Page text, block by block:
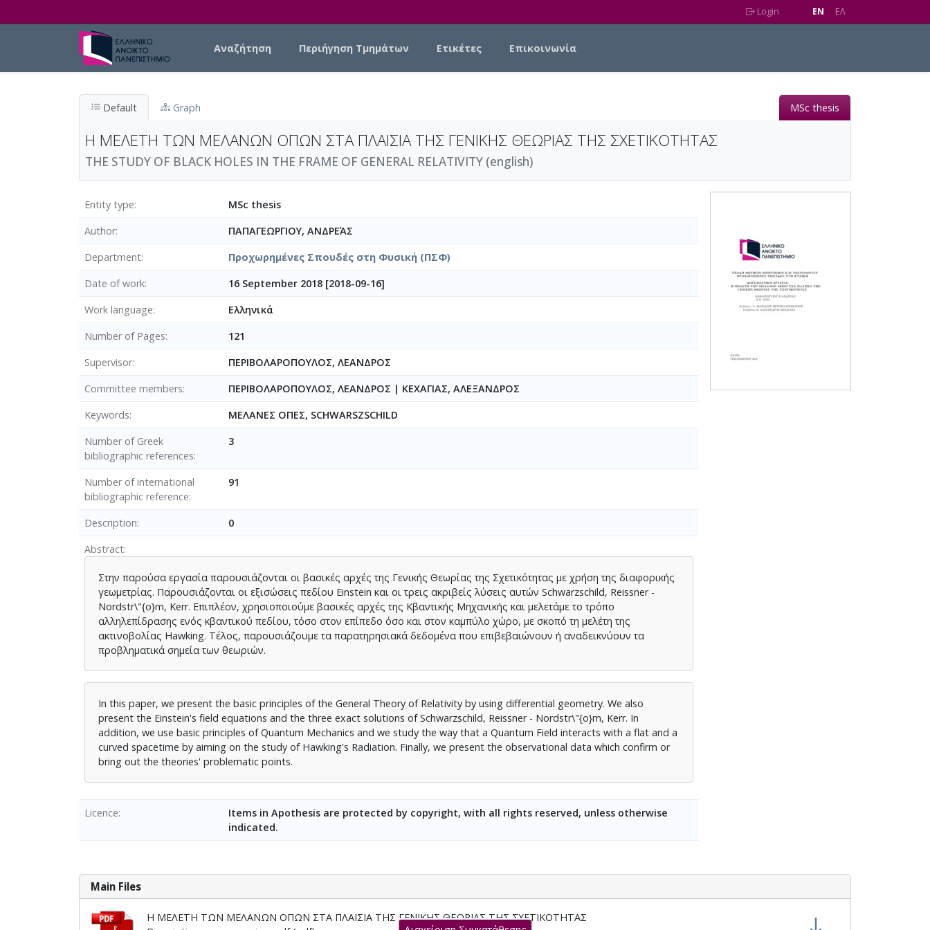
Login EN EΛ
Αναζήτηση Περιήγηση Τμημάτων Ετικέτες Επικοινωνία
Default Graph MSc thesis
Η ΜΕΛΕΤΗ ΤΩΝ ΜΕΛΑΝΩΝ ΟΠΩΝ ΣΤΑ ΠΛΑΙΣΙΑ ΤΗΣ ΓΕΝΙΚΗΣ ΘΕΩΡΙΑΣ ΤΗΣ ΣΧΕΤΙΚΟΤΗΤΑΣ
ΤΗΕ STUDY OF BLACK HOLES IN THE FRAME OF GENERAL RELATIVITY (english)
Entity type
MSc thesis
Author
ΠΑΠΑΓΕΩΡΓΙΟΥ, ΑΝΔΡΕΆΣ
Department
Προχωρημένες Σπουδές στη Φυσική (ΠΣΦ)
Date of work
16 September 2018 [2018-09-16]
Work language
Ελληνικά
Number of Pages
121
Supervisor
ΠΕΡΙΒΟΛΑΡΟΠΟΥΛΟΣ, ΛΕΑΝΔΡΟΣ
Committee members
ΠΕΡΙΒΟΛΑΡΟΠΟΥΛΟΣ, ΛΕΑΝΔΡΟΣ | ΚΕΧΑΓΙΑΣ, ΑΛΕΞΑΝΔΡΟΣ
Keywords
ΜΕΛΑΝΕΣ ΟΠΕΣ, SCHWARSZSCHILD
Number of Greek
bibliographic references
3
Number of international
bibliographic reference
91
Description
0
Abstract
Στην παρούσα εργασία παρουσιάζονται οι βασικές αρχές της Γενικής Θεωρίας της Σχετικότητας με χρήση της διαφορικής
γεωμετρίας. Παρουσιάζονται οι εξισώσεις πεδίου Einstein και οι τρεις ακριβείς λύσεις αυτών Schwarzschild, Reissner -
Nordstr\"{o}m, Kerr. Επιπλέον, χρησιοποιούμε βασικές αρχές της Κβαντικής Μηχανικής και μελετάμε το τρόπο
αλληλεπίδρασης ενός κβαντικού πεδίου, τόσο στον επίπεδο όσο και στον καμπύλο χώρο, με σκοπό τη μελέτη της
ακτινοβολίας Hawking. Tέλος, παρουσιάζουμε τα παρατηρησιακά δεδομένα που επιβεβαιώνουν ή αναδεικνύουν τα
προβληματικά σημεία των θεωριών.
In this paper, we present the basic principles of the General Theory of Relativity by using differential geometry. We also
present the Einstein's field equations and the three exact solutions of Schwarzschild, Reissner - Nordstr\"{o}m, Kerr. In
addition, we use basic principles of Quantum Mechanics and we study the way that a Quantum Field interacts with a flat and a
curved spacetime by aiming on the study of Hawking's Radiation. Finally, we present the observational data which confirm or
bring out the theories' problematic points.
Licence
Items in Apothesis are protected by copyright, with all rights reserved, unless otherwise
indicated.
Main Files
Η ΜΕΛΕΤΗ ΤΩΝ ΜΕΛΑΝΩΝ ΟΠΩΝ ΣΤΑ ΠΛΑΙΣΙΑ ΤΗΣ ΓΕΝΙΚΗΣ ΘΕΩΡΙΑΣ ΤΗΣ ΣΧΕΤΙΚΟΤΗΤΑΣ